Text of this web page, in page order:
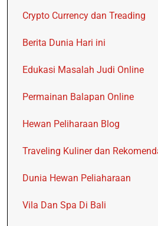
Crypto Currency dan Treading
Berita Dunia Hari ini
Edukasi Masalah Judi Online
Permainan Balapan Online
Hewan Peliharaan Blog
Traveling Kuliner dan
Dunia Hewan Peliaharaan
Vila Dan Spa Di Bali